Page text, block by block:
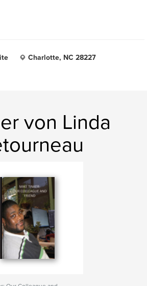
Charlotte, NC 28227
von Linda